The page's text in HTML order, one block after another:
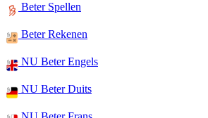
Beter Spellen
Beter Rekenen
NU Beter Engels
NU Beter Duits